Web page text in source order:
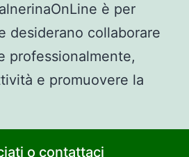
è per
desiderano collaborare
professionalmente,
e promuovere la
o contattaci